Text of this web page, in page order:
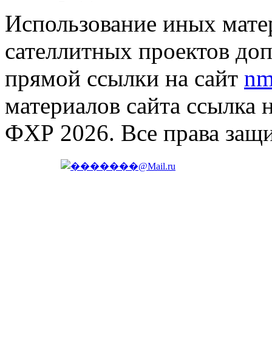
Использование иных
сателлитных проектов
прямой ссылки на сайт
материалов сайта ссылка
ФХР 2026. Все права